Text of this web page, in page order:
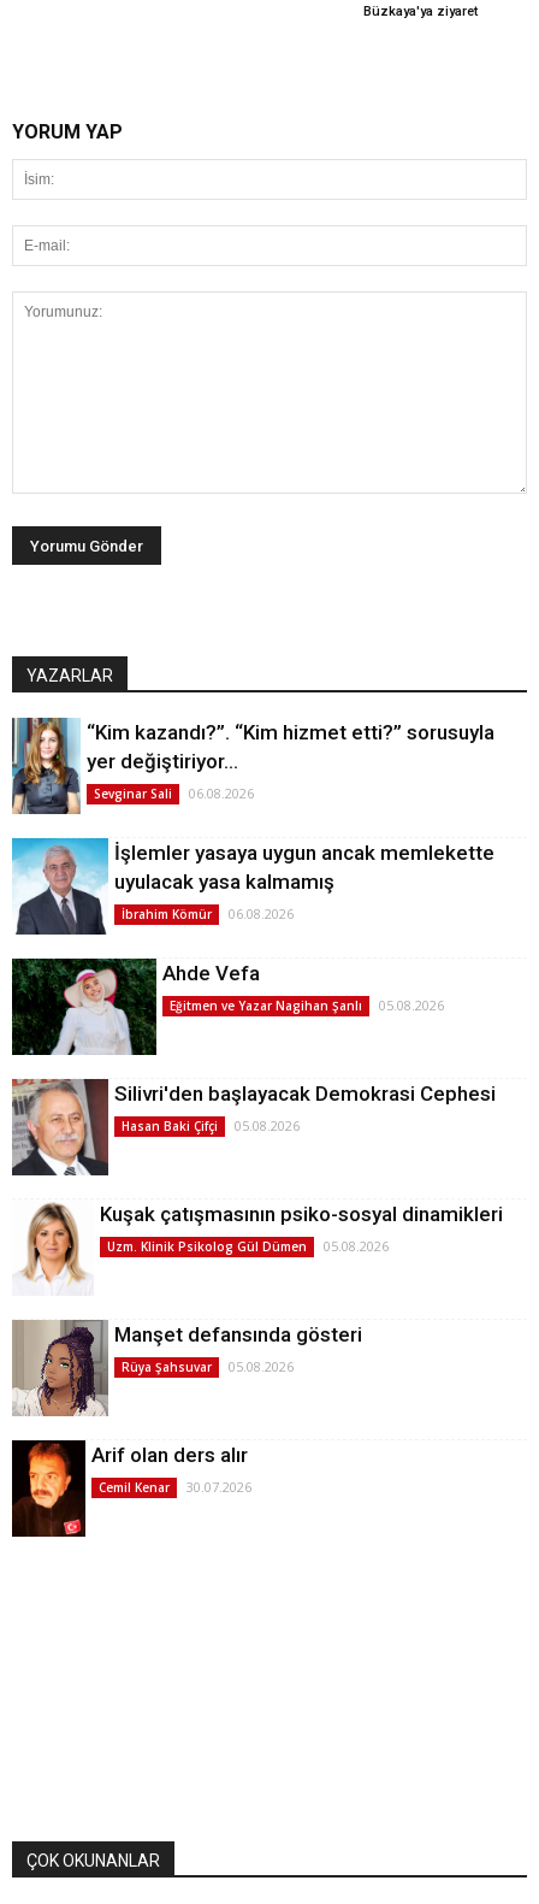
Büzkaya'ya ziyaret
YORUM YAP
YAZARLAR
“Kim kazandı?”. “Kim hizmet etti?” sorusuyla
yer değiştiriyor…
Sevginar Sali 06.08.2026
İşlemler yasaya uygun ancak memlekette
uyulacak yasa kalmamış
İbrahim Kömür 06.08.2026
Ahde Vefa
Eğitmen ve Yazar Nagihan Şanlı 05.08.2026
Silivri'den başlayacak Demokrasi Cephesi
Hasan Baki Çifçi 05.08.2026
Kuşak çatışmasının psiko-sosyal dinamikleri
Uzm. Klinik Psikolog Gül Dümen 05.08.2026
Manşet defansında gösteri
Rüya Şahsuvar 05.08.2026
Arif olan ders alır
Cemil Kenar 30.07.2026
ÇOK OKUNANLAR